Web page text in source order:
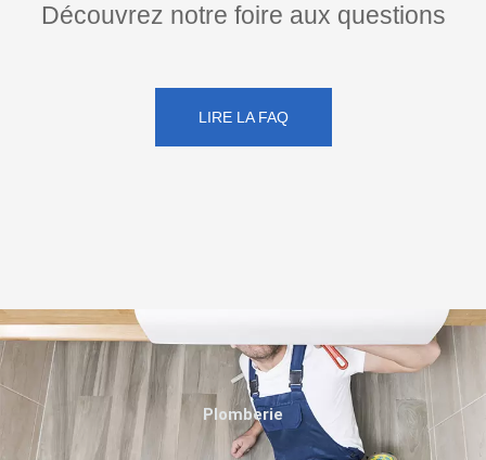
Découvrez notre foire aux questions
LIRE LA FAQ
Plomberie